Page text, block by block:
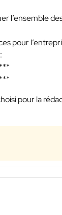
l’ensemble
pour
pour la